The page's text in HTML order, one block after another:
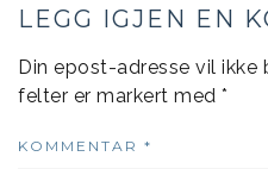
LEGG IGJEN EN
Din epost-adresse vil ikke
felter er markert med *
KOMMENTAR *